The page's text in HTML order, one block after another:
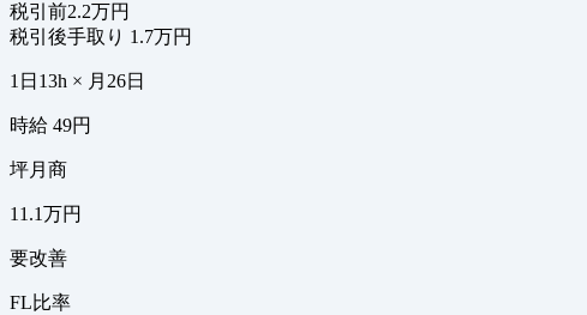
税引前2.2万円
税引後手取り 1.7万円
1日13h × 月26日
時給 49円
坪月商
11.1万円
要改善
FL比率